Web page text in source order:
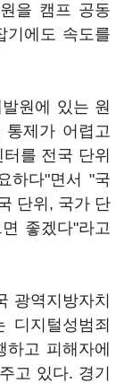
을 캠프 공동
기에도 속도를
원에 있는 원
통제가 어렵고
를 전국 단위
하다"면서 "국
단위, 국가 단
좋겠다"라고
광역지방자치
디지털성범죄
고 피해자에
고 있다. 경기